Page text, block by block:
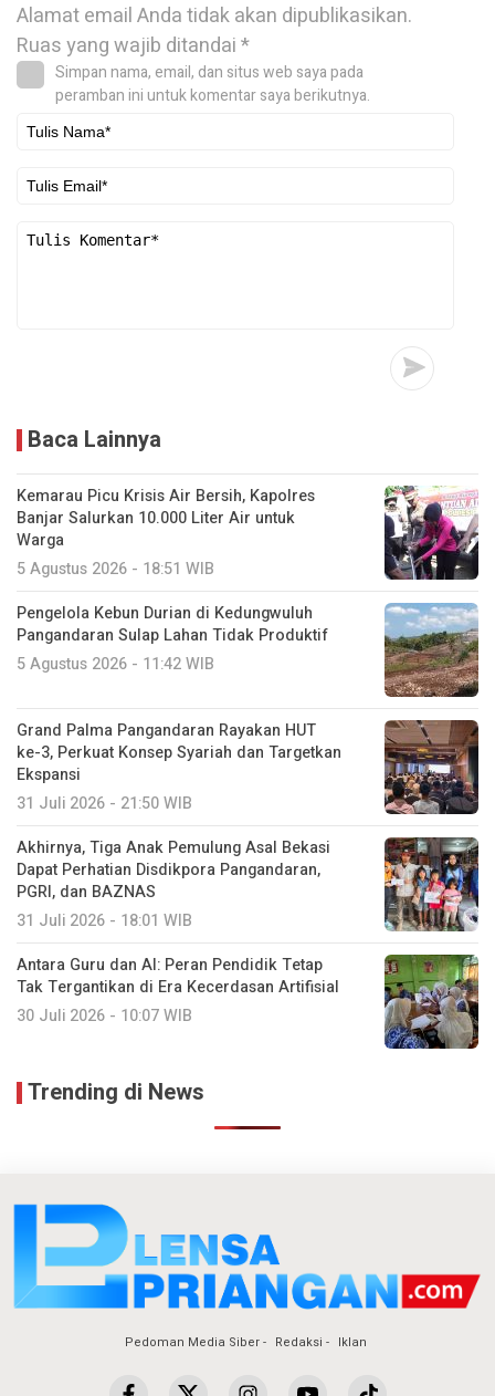
Alamat email Anda tidak akan dipublikasikan.
Ruas yang wajib ditandai*
Simpan nama, email, dan situs web saya pada
peramban ini untuk komentar saya berikutnya.
Baca Lainnya
Kemarau Picu Krisis Air Bersih, Kapolres
Banjar Salurkan 10.000 Liter Air untuk
Warga
5 Agustus 2026 - 18:51 WIB
Pengelola Kebun Durian di Kedungwuluh
Pangandaran Sulap Lahan Tidak Produktif ‎
5 Agustus 2026 - 11:42 WIB
Grand Palma Pangandaran Rayakan HUT
ke-3, Perkuat Konsep Syariah dan Targetkan
Ekspansi
31 Juli 2026 - 21:50 WIB
Akhirnya, Tiga Anak Pemulung Asal Bekasi
Dapat Perhatian Disdikpora Pangandaran,
PGRI, dan BAZNAS
31 Juli 2026 - 18:01 WIB
Antara Guru dan AI: Peran Pendidik Tetap
Tak Tergantikan di Era Kecerdasan Artifisial
30 Juli 2026 - 10:07 WIB
Trending di News
Pedoman Media Siber Redaksi Iklan